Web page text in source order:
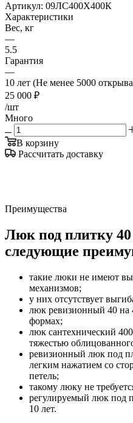
Артикул: 09ЛС400Х400К
Характеристики
Вес, кг
—
5.5
Гарантия
—
10 лет (Не менее 5000
25 000 ₽
/шт
Много
В корзину
Рассчитать доставку
Преимущества
Люк под плитку
следующие
такие люки не имеют
механизмов;
у них отсутствует
люк ревизионный 40 на
формах;
люк сантехнический
тяжестью
ревизионный люк под
легким нажатием со
петель;
такому люку не
регулируемый люк под
10 лет.